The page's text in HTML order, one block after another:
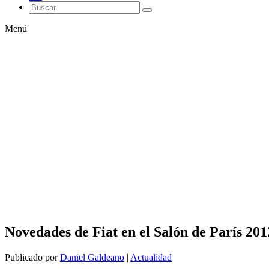
Menú
Novedades de Fiat en el Salón de París
Publicado porDaniel Galdeano | Actualidad